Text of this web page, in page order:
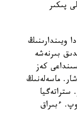
پىكىر
ويىندارىنىڭ
بىرنەشە
كەز
ماسەلەنىڭ
ستراتەگيا
ءبىراق